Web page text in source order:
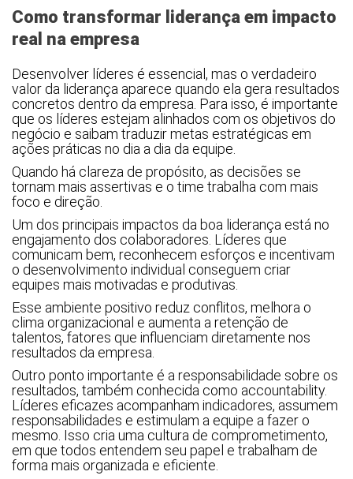
Como transformar liderança em impacto
real na empresa
Desenvolver líderes é essencial, mas o verdadeiro
valor da liderança aparece quando ela gera resultados
concretos dentro da empresa. Para isso, é importante
que os líderes estejam alinhados com os objetivos do
negócio e saibam traduzir metas estratégicas em
ações práticas no dia a dia da equipe.
Quando há clareza de propósito, as decisões se
tornam mais assertivas e o time trabalha com mais
foco e direção.
Um dos principais impactos da boa liderança está no
engajamento dos colaboradores. Líderes que
comunicam bem, reconhecem esforços e incentivam
o desenvolvimento individual conseguem criar
equipes mais motivadas e produtivas.
Esse ambiente positivo reduz conflitos, melhora o
clima organizacional e aumenta a retenção de
talentos, fatores que influenciam diretamente nos
resultados da empresa.
Outro ponto importante é a responsabilidade sobre os
resultados, também conhecida como accountability.
Líderes eficazes acompanham indicadores, assumem
responsabilidades e estimulam a equipe a fazer o
mesmo. Isso cria uma cultura de comprometimento,
em que todos entendem seu papel e trabalham de
forma mais organizada e eficiente.